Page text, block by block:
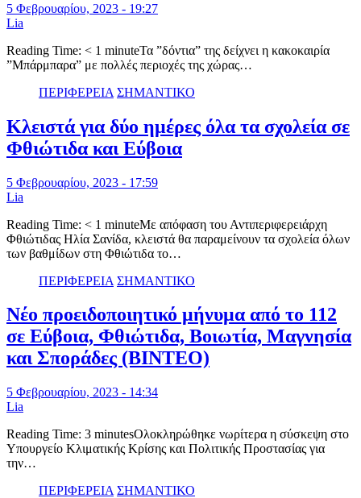
5 Φεβρουαρίου, 2023 - 19:27
Lia
Reading Time: < 1 minuteΤα ”δόντια” της δείχνει η κακοκαιρία
”Μπάρμπαρα” με πολλές περιοχές της χώρας…
ΠΕΡΙΦΕΡΕΙΑ ΣΗΜΑΝΤΙΚΟ
Κλειστά για δύο ημέρες όλα τα σχολεία σε
Φθιώτιδα και Εύβοια
5 Φεβρουαρίου, 2023 - 17:59
Lia
Reading Time: < 1 minuteΜε απόφαση του Αντιπεριφερειάρχη
Φθιώτιδας Ηλία Σανίδα, κλειστά θα παραμείνουν τα σχολεία όλων
των βαθμίδων στη Φθιώτιδα το…
ΠΕΡΙΦΕΡΕΙΑ ΣΗΜΑΝΤΙΚΟ
Νέο προειδοποιητικό μήνυμα από το 112
σε Εύβοια, Φθιώτιδα, Βοιωτία, Μαγνησία
και Σποράδες (ΒΙΝΤΕΟ)
5 Φεβρουαρίου, 2023 - 14:34
Lia
Reading Time: 3 minutesΟλοκληρώθηκε νωρίτερα η σύσκεψη στο
Υπουργείο Κλιματικής Κρίσης και Πολιτικής Προστασίας για
την…
ΠΕΡΙΦΕΡΕΙΑ ΣΗΜΑΝΤΙΚΟ